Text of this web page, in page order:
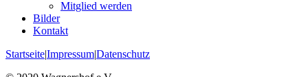
Mitglied werden
Bilder
Kontakt
Startseite|Impressum|Datenschutz